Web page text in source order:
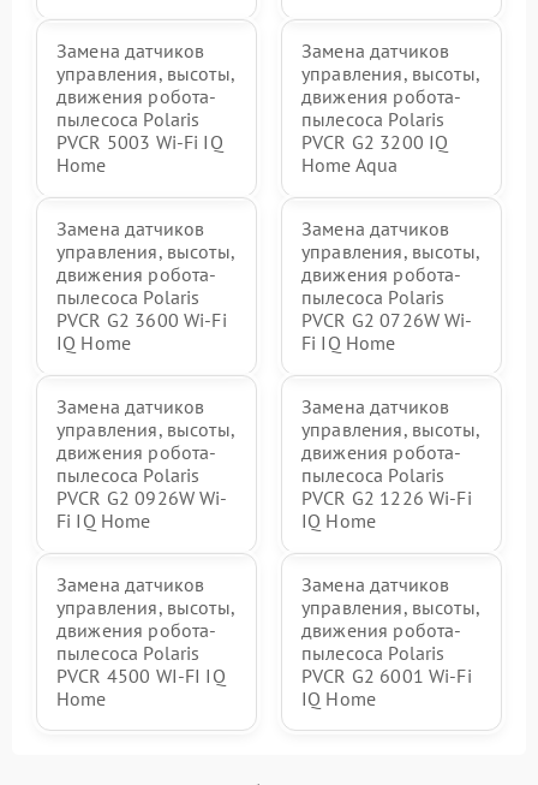
Замена датчиков
управления, высоты,
движения робота-
пылесоса Polaris
PVCR 5003 Wi-Fi IQ
Home
Замена датчиков
управления, высоты,
движения робота-
пылесоса Polaris
PVCR G2 3200 IQ
Home Aqua
Замена датчиков
управления, высоты,
движения робота-
пылесоса Polaris
PVCR G2 3600 Wi-Fi
IQ Home
Замена датчиков
управления, высоты,
движения робота-
пылесоса Polaris
PVCR G2 0726W Wi-
Fi IQ Home
Замена датчиков
управления, высоты,
движения робота-
пылесоса Polaris
PVCR G2 0926W Wi-
Fi IQ Home
Замена датчиков
управления, высоты,
движения робота-
пылесоса Polaris
PVCR G2 1226 Wi-Fi
IQ Home
Замена датчиков
управления, высоты,
движения робота-
пылесоса Polaris
PVCR 4500 WI-FI IQ
Home
Замена датчиков
управления, высоты,
движения робота-
пылесоса Polaris
PVCR G2 6001 Wi-Fi
IQ Home